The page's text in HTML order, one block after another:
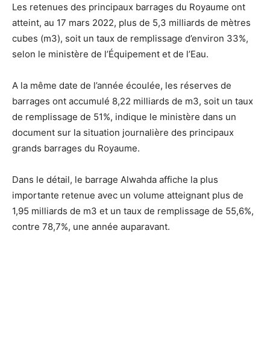
Les retenues des principaux barrages du Royaume ont
atteint, au 17 mars 2022, plus de 5,3 milliards de mètres
cubes (m3), soit un taux de remplissage d’environ 33%,
selon le ministère de l’Équipement et de l’Eau.
A la même date de l’année écoulée, les réserves de
barrages ont accumulé 8,22 milliards de m3, soit un taux
de remplissage de 51%, indique le ministère dans un
document sur la situation journalière des principaux
grands barrages du Royaume.
Dans le détail, le barrage Alwahda affiche la plus
importante retenue avec un volume atteignant plus de
1,95 milliards de m3 et un taux de remplissage de 55,6%,
contre 78,7%, une année auparavant.